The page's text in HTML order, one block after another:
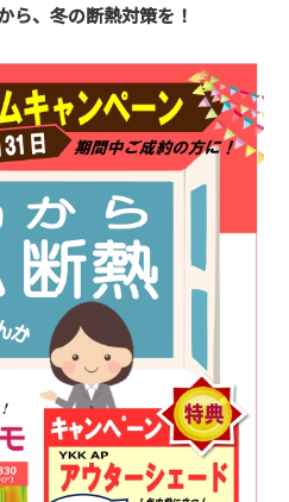
ら、冬の断熱対策を！